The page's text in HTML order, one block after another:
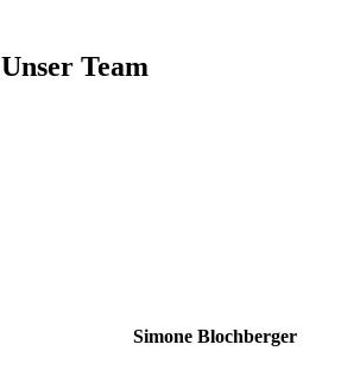
Unser Team
Simone Blochberger